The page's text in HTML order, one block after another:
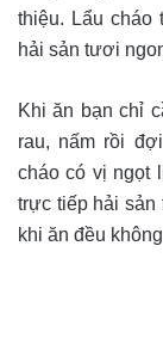
thiệu. Lẩu cháo
hải sản tươi
Khi ăn bạn chỉ
rau, nấm rồi
cháo có vị ngọt
trực tiếp hải
khi ăn đều